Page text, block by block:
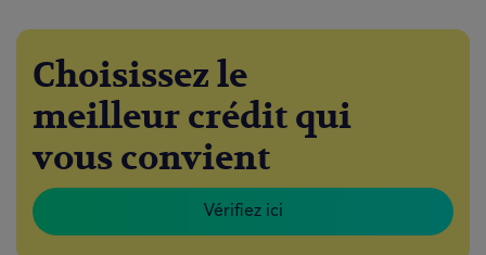
Choisissez le
meilleur crédit qui
vous convient
Vérifiez ici